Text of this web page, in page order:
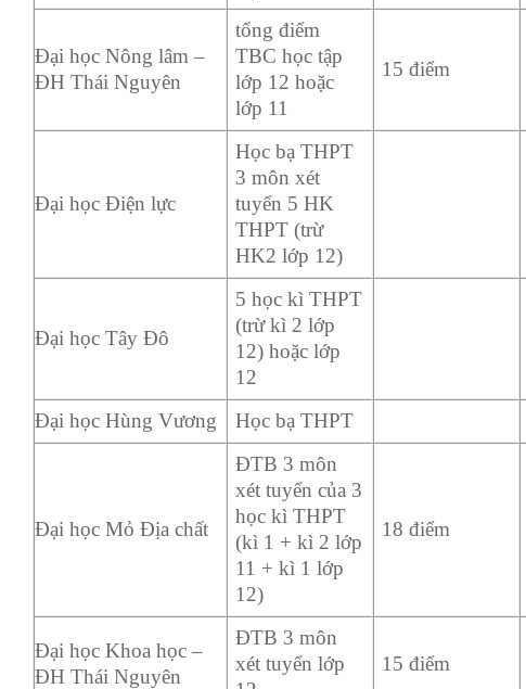
Đại học Nông lâm –
ĐH Thái Nguyên
tổng điểm
TBC học tập
lớp 12 hoặc
lớp 11
15 điểm
Đại học Điện lực
Học bạ THPT
3 môn xét
tuyển 5 HK
THPT (trừ
HK2 lớp 12)
Đại học Tây Đô
5 học kì THPT
(trừ kì 2 lớp
12) hoặc lớp
12
Đại học Hùng Vương Học bạ THPT
Đại học Mỏ Địa chất
ĐTB 3 môn
xét tuyển của 3
học kì THPT
(kì 1 + kì 2 lớp
11 + kì 1 lớp
12)
18 điểm
Đại học Khoa học –
ĐH Thái Nguyên
ĐTB 3 môn
xét tuyển lớp
15 điểm